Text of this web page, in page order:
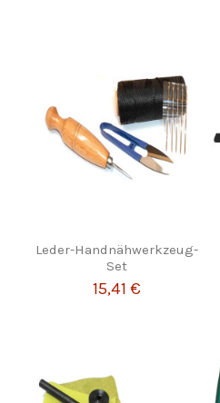
Leder-Handnähwerkzeug-
Set
15,41 €